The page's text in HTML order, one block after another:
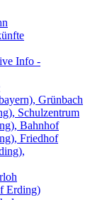
Info -
Grünbach
Schulzentrum
Bahnhof
Friedhof
Erding)